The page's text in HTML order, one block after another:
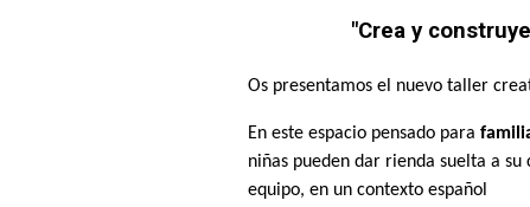
"Crea y
Os presentamos el nuevo taller
En este espacio pensado para
niñas pueden dar rienda suelta a
equipo, en un contexto español